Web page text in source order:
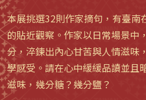
本展挑選32則作家摘句，有臺南
的貼近觀察。作家以日常場景中
分，淬鍊出內心甘苦與人情滋味
學感受。請在心中緩緩品讀並且
滋味，幾分糖？幾分鹽？